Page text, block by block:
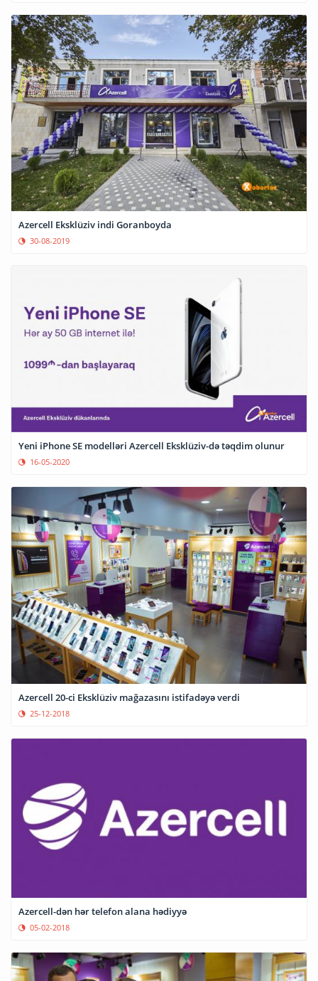
Azercell Eksklüziv indi Goranboyda
30-08-2019
Yeni iPhone SE modelləri Azercell Eksklüziv-də təqdim olunur
16-05-2020
Azercell 20-ci Eksklüziv mağazasını istifadəyə verdi
25-12-2018
Azercell-dən hər telefon alana hədiyyə
05-02-2018